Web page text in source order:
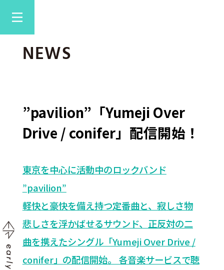
NEWS
”pavilion”「Yumeji Over
Drive / conifer」配信開始！
東京を中心に活動中のロックバンド
”pavilion”
軽快と豪快を備え持つ定番曲と、寂しさ物
悲しさを浮かばせるサウンド、正反対の二
曲を携えたシングル「Yumeji Over Drive /
conifer」の配信開始。 各音楽サービスで聴